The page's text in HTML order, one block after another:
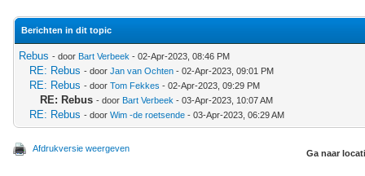
Berichten in dit topic
Rebus - door Bart Verbeek - 02-Apr-2023, 08:46 PM
RE: Rebus - door Jan van Ochten - 02-Apr-2023, 09:01 PM
RE: Rebus - door Tom Fekkes - 02-Apr-2023, 09:29 PM
RE: Rebus - door Bart Verbeek - 03-Apr-2023, 10:07 AM
RE: Rebus - door Wim -de roetsende - 03-Apr-2023, 06:29 AM
Afdrukversie weergeven Ga naar